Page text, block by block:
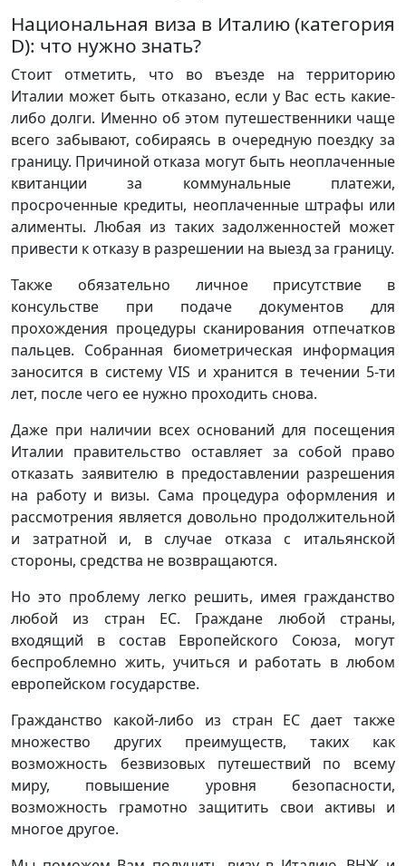
Национальная виза в Италию (категория
D): что нужно знать?
Стоит отметить, что во въезде на территорию
Италии может быть отказано, если у Вас есть какие-
либо долги. Именно об этом путешественники чаще
всего забывают, собираясь в очередную поездку за
границу. Причиной отказа могут быть неоплаченные
квитанции за коммунальные платежи,
просроченные кредиты, неоплаченные штрафы или
алименты. Любая из таких задолженностей может
привести к отказу в разрешении на выезд за границу.
Также обязательно личное присутствие в
консульстве при подаче документов для
прохождения процедуры сканирования отпечатков
пальцев. Собранная биометрическая информация
заносится в систему VIS и хранится в течении 5-ти
лет, после чего ее нужно проходить снова.
Даже при наличии всех оснований для посещения
Италии правительство оставляет за собой право
отказать заявителю в предоставлении разрешения
на работу и визы. Сама процедура оформления и
рассмотрения является довольно продолжительной
и затратной и, в случае отказа с итальянской
стороны, средства не возвращаются.
Но это проблему легко решить, имея гражданство
любой из стран ЕС. Граждане любой страны,
входящий в состав Европейского Союза, могут
беспроблемно жить, учиться и работать в любом
европейском государстве.
Гражданство какой-либо из стран ЕС дает также
множество других преимуществ, таких как
возможность безвизовых путешествий по всему
миру, повышение уровня безопасности,
возможность грамотно защитить свои активы и
многое другое.